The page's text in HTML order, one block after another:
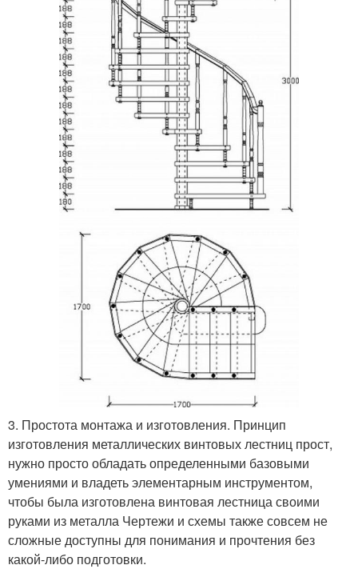
3. Простота монтажа и изготовления. Принцип
изготовления металлических винтовых лестниц прост,
нужно просто обладать определенными базовыми
умениями и владеть элементарным инструментом,
чтобы была изготовлена винтовая лестница своими
руками из металла Чертежи и схемы также совсем не
сложные доступны для понимания и прочтения без
какой-либо подготовки.